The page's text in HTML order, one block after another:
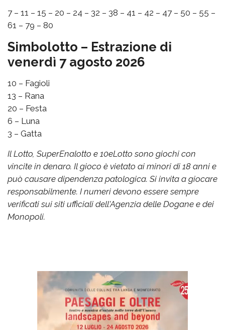
7 – 11 – 15 – 20 – 24 – 32 – 38 – 41 – 42 – 47 – 50 – 55 –
61 – 79 – 80
Simbolotto – Estrazione di
venerdì 7 agosto 2026
10 – Fagioli
13 – Rana
20 – Festa
6 – Luna
3 – Gatta
Il Lotto, SuperEnalotto e 10eLotto sono giochi con
vincite in denaro. Il gioco è vietato ai minori di 18 anni e
può causare dipendenza patologica. Si invita a giocare
responsabilmente. I numeri devono essere sempre
verificati sui siti ufficiali dell'Agenzia delle Dogane e dei
Monopoli.